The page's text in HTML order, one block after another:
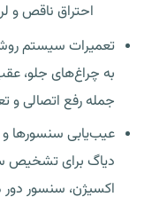
احتراق ناقص و
تعمیرات سیستم
به چراغ‌های جلو،
جمله رفع اتصالی
دیاگ برای تشخیص
اکسیژن، سنسور دور